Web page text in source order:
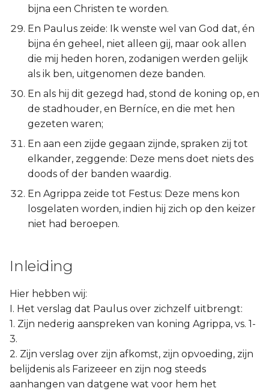
bijna een Christen te worden.
En Paulus zeide: Ik wenste wel van God dat, én
bijna én geheel, niet alleen gij, maar ook allen
die mij heden horen, zodanigen werden gelijk
als ik ben, uitgenomen deze banden.
En als hij dit gezegd had, stond de koning op, en
de stadhouder, en Berníce, en die met hen
gezeten waren;
En aan een zijde gegaan zijnde, spraken zij tot
elkander, zeggende: Deze mens doet niets des
doods of der banden waardig.
En Agrippa zeide tot Festus: Deze mens kon
losgelaten worden, indien hij zich op den keizer
niet had beroepen.
Inleiding
Hier hebben wij:
I. Het verslag dat Paulus over zichzelf uitbrengt:
1. Zijn nederig aanspreken van koning Agrippa, vs. 1-
3.
2. Zijn verslag over zijn afkomst, zijn opvoeding, zijn
belijdenis als Farizeeer en zijn nog steeds
aanhangen van datgene wat voor hem het